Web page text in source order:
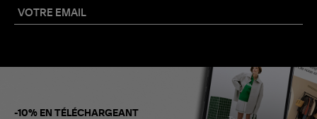
-10% EN TÉLÉCHARGEANT